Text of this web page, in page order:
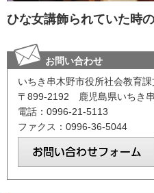
ひな女講飾られていた時
お問い合わせ
いちき串木野市役所社会教育
〒899-2192 鹿児島県いちき
電話：0996-21-5113
ファクス：0996-36-5044